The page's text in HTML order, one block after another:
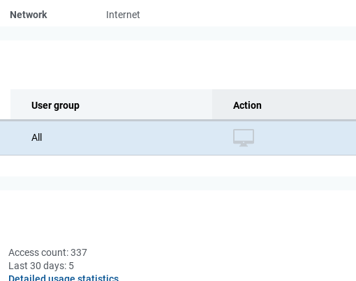
Network
Internet
User group Action
All
Access count:337
Last 30 days: 5